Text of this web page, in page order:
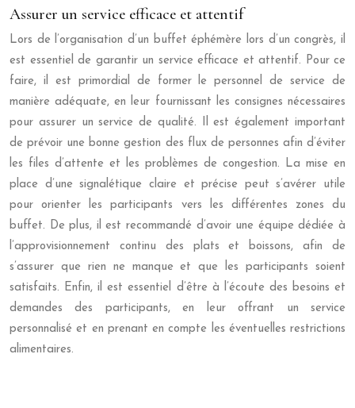
Assurer un service efficace et attentif
Lors de l’organisation d’un buffet éphémère lors d’un congrès, il
est essentiel de garantir un service efficace et attentif. Pour ce
faire, il est primordial de former le personnel de service de
manière adéquate, en leur fournissant les consignes nécessaires
pour assurer un service de qualité. Il est également important
de prévoir une bonne gestion des flux de personnes afin d’éviter
les files d’attente et les problèmes de congestion. La mise en
place d’une signalétique claire et précise peut s’avérer utile
pour orienter les participants vers les différentes zones du
buffet. De plus, il est recommandé d’avoir une équipe dédiée à
l’approvisionnement continu des plats et boissons, afin de
s’assurer que rien ne manque et que les participants soient
satisfaits. Enfin, il est essentiel d’être à l’écoute des besoins et
demandes des participants, en leur offrant un service
personnalisé et en prenant en compte les éventuelles restrictions
alimentaires.